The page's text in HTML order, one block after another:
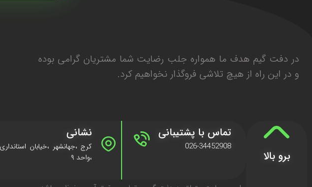
در دفت گیم هدف ما همواره جلب رضایت شما مشتریان گرامی بوده
و در این راه از هیچ تلاشی فروگذار نخواهیم کرد.
برو بالا
تماس با پشتیبانی
026-34452908
نشانی
،واحد ۹